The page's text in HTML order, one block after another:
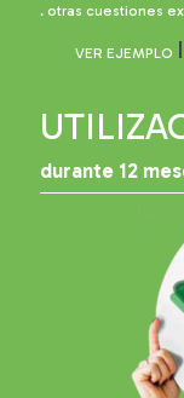
. otras cuestiones
VER EJEMPLO
durante 12